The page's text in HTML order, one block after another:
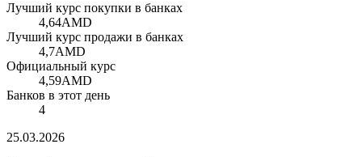
Лучший курс покупки в банках
4,64AMD
Лучший курс продажи в банках
4,7AMD
Официальный курс
4,59AMD
Банков в этот день
4
25.03.2026